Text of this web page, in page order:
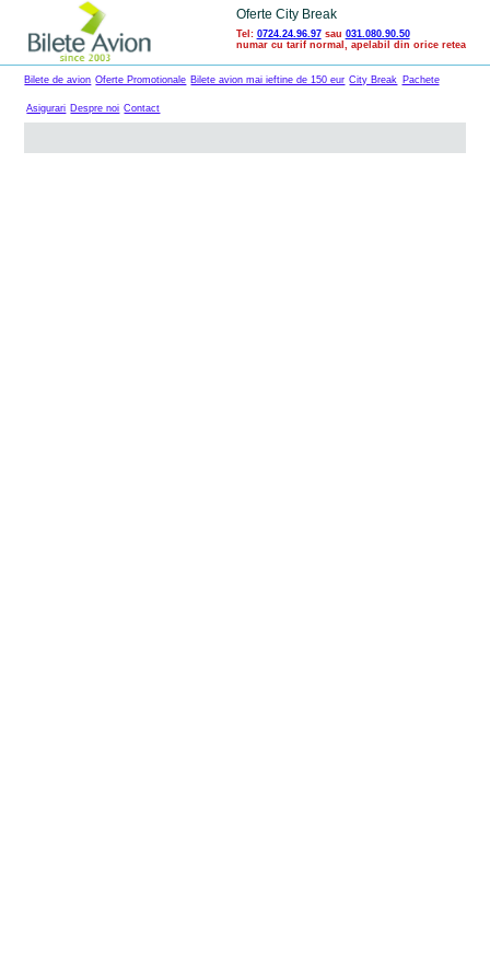
Oferte City Break
Tel: 0724.24.96.97sau 031.080.90.50
numar cu tarif normal, apelabil din orice retea
Bilete de avion Oferte Promotionale Bilete avion mai ieftine de 150 eur City Break Pachete
Asigurari Despre noi Contact